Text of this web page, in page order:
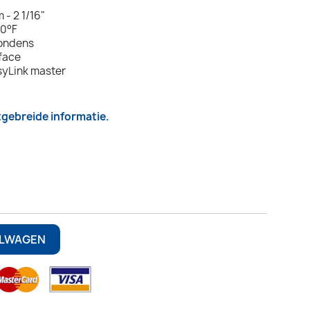
- 2 1/16"
master
informatie.